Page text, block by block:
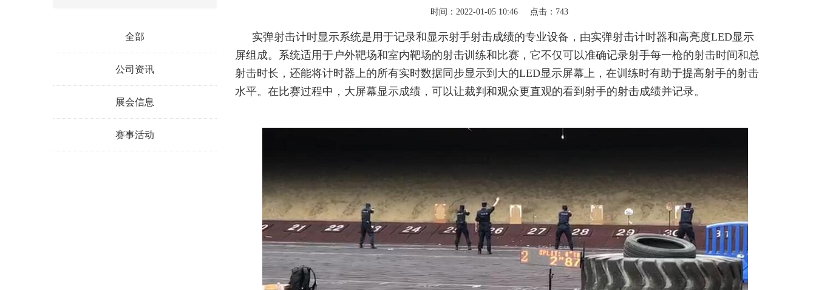
全部
公司资讯
展会信息
赛事活动
时间：2022-01-05 10:46 点击：743
实弹射击计时显示系统是用于记录和显示射手射击成绩的专业设备，由实弹射击计时器和高亮度LED显示
屏组成。系统适用于户外靶场和室内靶场的射击训练和比赛，它不仅可以准确记录射手每一枪的射击时间和总
射击时长，还能将计时器上的所有实时数据同步显示到大的LED显示屏幕上，在训练时有助于提高射手的射击
水平。在比赛过程中，大屏幕显示成绩，可以让裁判和观众更直观的看到射手的射击成绩并记录。